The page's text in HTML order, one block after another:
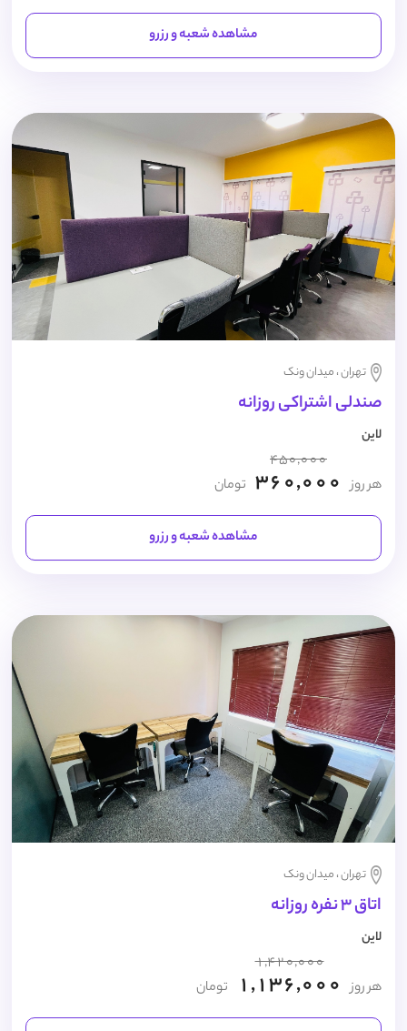
مشاهده شعبه و رزرو
تهران ، میدان ونک
صندلی اشتراکی روزانه
لاین
هر روز
450,000
360,000 تومان
مشاهده شعبه و رزرو
تهران ، میدان ونک
اتاق 3 نفره روزانه
لاین
هر روز
1,420,000
1,136,000 تومان